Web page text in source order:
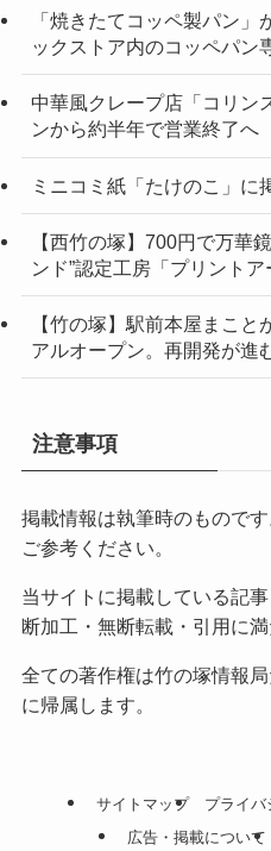
「焼きたてコッペ製パン
ックストア内のコッペパン
中華風クレープ店「コリン
ンから約半年で営業終了へ
ミニコミ紙「たけのこ」に
【西竹の塚】700円で万華
ンド”認定工房「プリントア
【竹の塚】駅前本屋まこ
アルオープン。再開発が進
注意事項
掲載情報は執筆時のもので
ご参考ください。
当サイトに掲載している記
断加工・無断転載・引用に満
全ての著作権は竹の塚情報
に帰属します。
サイトマップ プライバ
広告・掲載について